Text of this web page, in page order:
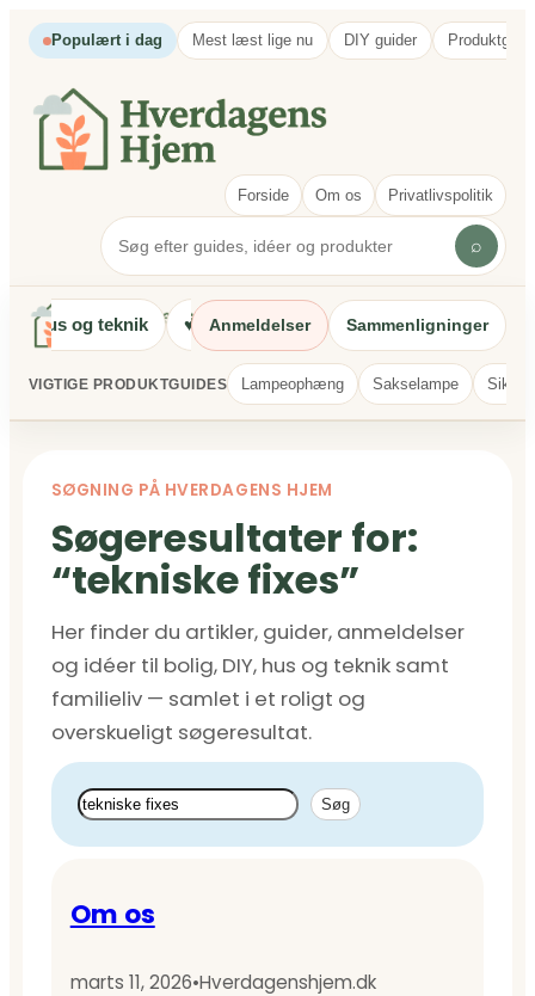
Spring
Populært i dag Mest læst lige nu DIY guider
Forside Om os Privatlivspolitik
⌕
Hus og teknik ♥ Familie og hverdag ◎Artikelsektion
Anmeldelser Sammenligninger
VIGTIGE PRODUKTGUIDES Lampeophæng Sakselampe
SØGNING PÅ HVERDAGENS HJEM
Søgeresultater for:
“tekniske fixes”
Her finder du artikler, guider, anmeldelser
og idéer til bolig, DIY, hus og teknik samt
familieliv — samlet i et roligt og
overskueligt søgeresultat.
Søg Søg
Om os
marts 11, 2026•Hverdagenshjem.dk